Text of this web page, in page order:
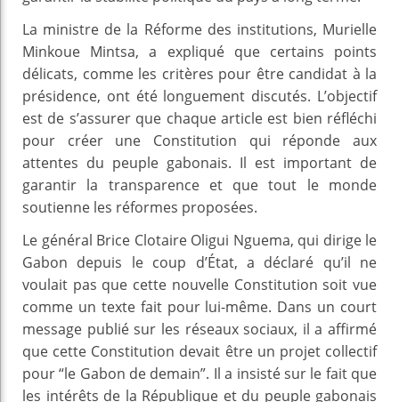
La ministre de la Réforme des institutions, Murielle
Minkoue Mintsa, a expliqué que certains points
délicats, comme les critères pour être candidat à la
présidence, ont été longuement discutés. L’objectif
est de s’assurer que chaque article est bien réfléchi
pour créer une Constitution qui réponde aux
attentes du peuple gabonais. Il est important de
garantir la transparence et que tout le monde
soutienne les réformes proposées.
Le général Brice Clotaire Oligui Nguema, qui dirige le
Gabon depuis le coup d’État, a déclaré qu’il ne
voulait pas que cette nouvelle Constitution soit vue
comme un texte fait pour lui-même. Dans un court
message publié sur les réseaux sociaux, il a affirmé
que cette Constitution devait être un projet collectif
pour “le Gabon de demain”. Il a insisté sur le fait que
les intérêts de la République et du peuple gabonais